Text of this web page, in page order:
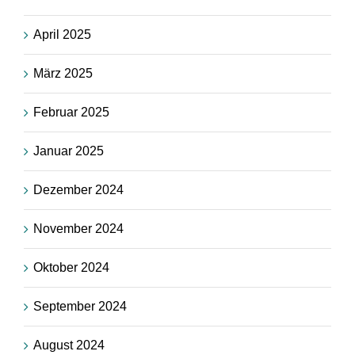
April 2025
März 2025
Februar 2025
Januar 2025
Dezember 2024
November 2024
Oktober 2024
September 2024
August 2024